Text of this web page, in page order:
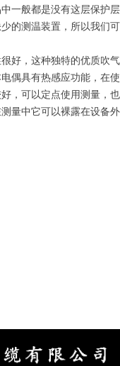
一般都是没有这层保护层
的测温装置，所以我们可
好，这种独特的优质吹气
偶具有热感应功能，在使
，可以定点使用测量，也
量中它可以裸露在设备外